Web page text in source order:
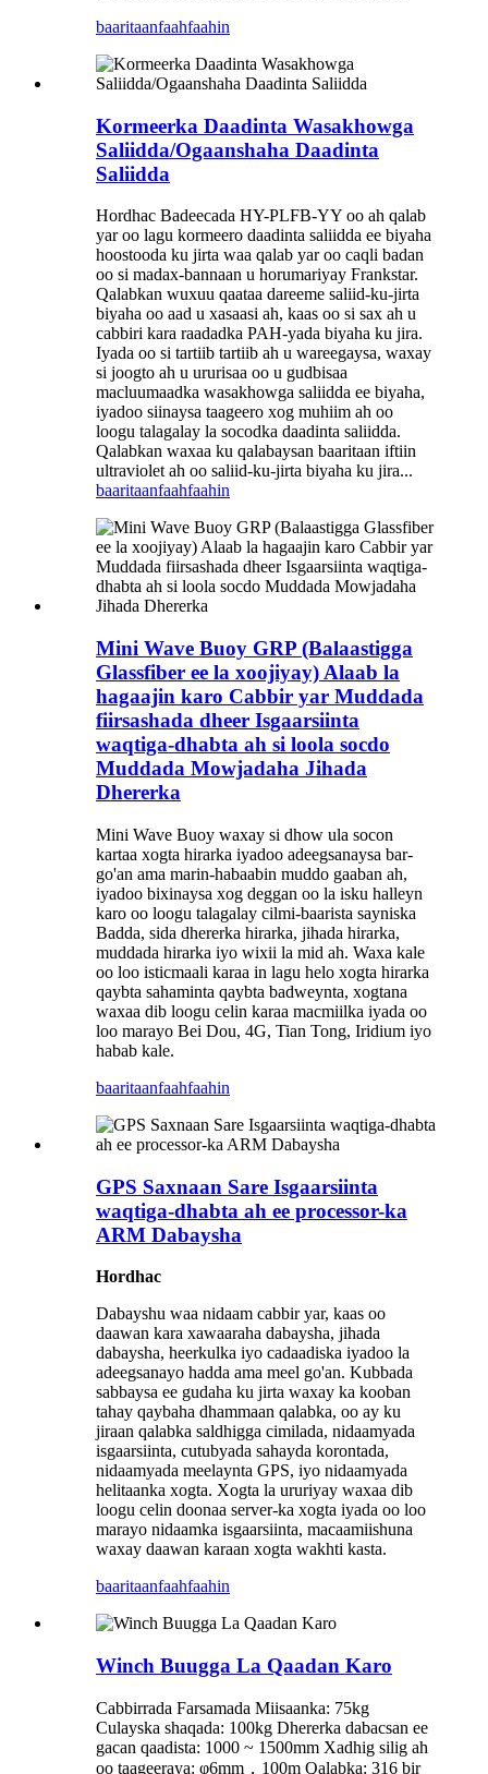
baaritaanfaahfaahin
Kormeerka Daadinta Wasakhowga
Saliidda/Ogaanshaha Daadinta
Saliidda
Hordhac Badeecada HY-PLFB-YY oo ah qalab
yar oo lagu kormeero daadinta saliidda ee biyaha
hoostooda ku jirta waa qalab yar oo caqli badan
oo si madax-bannaan u horumariyay Frankstar.
Qalabkan wuxuu qaataa dareeme saliid-ku-jirta
biyaha oo aad u xasaasi ah, kaas oo si sax ah u
cabbiri kara raadadka PAH-yada biyaha ku jira.
Iyada oo si tartiib tartiib ah u wareegaysa, waxay
si joogto ah u ururisaa oo u gudbisaa
macluumaadka wasakhowga saliidda ee biyaha,
iyadoo siinaysa taageero xog muhiim ah oo
loogu talagalay la socodka daadinta saliidda.
Qalabkan waxaa ku qalabaysan baaritaan iftiin
ultraviolet ah oo saliid-ku-jirta biyaha ku jira...
baaritaanfaahfaahin
Mini Wave Buoy GRP (Balaastigga
Glassfiber ee la xoojiyay) Alaab la
hagaajin karo Cabbir yar Muddada
fiirsashada dheer Isgaarsiinta
waqtiga-dhabta ah si loola socdo
Muddada Mowjadaha Jihada
Dhererka
Mini Wave Buoy waxay si dhow ula socon
kartaa xogta hirarka iyadoo adeegsanaysa bar-
go'an ama marin-habaabin muddo gaaban ah,
iyadoo bixinaysa xog deggan oo la isku halleyn
karo oo loogu talagalay cilmi-baarista sayniska
Badda, sida dhererka hirarka, jihada hirarka,
muddada hirarka iyo wixii la mid ah. Waxa kale
oo loo isticmaali karaa in lagu helo xogta hirarka
qaybta sahaminta qaybta badweynta, xogtana
waxaa dib loogu celin karaa macmiilka iyada oo
loo marayo Bei Dou, 4G, Tian Tong, Iridium iyo
habab kale.
baaritaanfaahfaahin
GPS Saxnaan Sare Isgaarsiinta
waqtiga-dhabta ah ee processor-ka
ARM Dabaysha
Hordhac
Dabayshu waa nidaam cabbir yar, kaas oo
daawan kara xawaaraha dabaysha, jihada
dabaysha, heerkulka iyo cadaadiska iyadoo la
adeegsanayo hadda ama meel go'an. Kubbada
sabbaysa ee gudaha ku jirta waxay ka kooban
tahay qaybaha dhammaan qalabka, oo ay ku
jiraan qalabka saldhigga cimilada, nidaamyada
isgaarsiinta, cutubyada sahayda korontada,
nidaamyada meelaynta GPS, iyo nidaamyada
helitaanka xogta. Xogta la ururiyay waxaa dib
loogu celin doonaa server-ka xogta iyada oo loo
marayo nidaamka isgaarsiinta, macaamiishuna
waxay daawan karaan xogta wakhti kasta.
baaritaanfaahfaahin
Winch Buugga La Qaadan Karo
Cabbirrada Farsamada Miisaanka: 75kg
Culayska shaqada: 100kg Dhererka dabacsan ee
gacan qaadista: 1000 ~ 1500mm Xadhig silig ah
oo taageeraya: φ6mm，100m Qalabka: 316 bir